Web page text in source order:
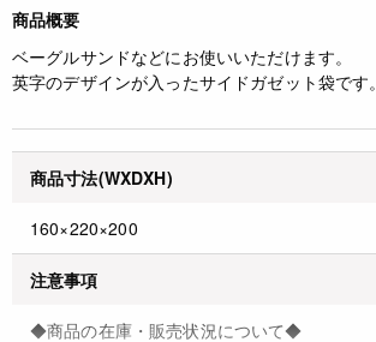
商品概要
ベーグルサンドなどにお使いいただけます。
英字のデザインが入ったサイドガゼット袋です。
商品寸法(WXDXH)
160×220×200
注意事項
◆商品の在庫・販売状況について◆